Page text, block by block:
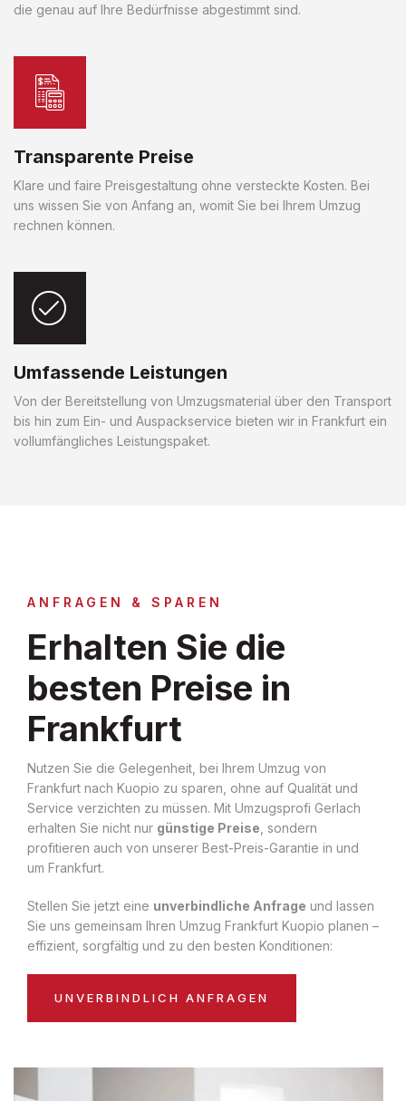
die genau auf Ihre Bedürfnisse abgestimmt sind.
Transparente Preise
Klare und faire Preisgestaltung ohne versteckte Kosten. Bei
uns wissen Sie von Anfang an, womit Sie bei Ihrem Umzug
rechnen können.
Umfassende Leistungen
Von der Bereitstellung von Umzugsmaterial über den Transport
bis hin zum Ein- und Auspackservice bieten wir in Frankfurt ein
vollumfängliches Leistungspaket.
ANFRAGEN & SPAREN
Erhalten Sie die
besten Preise in
Frankfurt
Nutzen Sie die Gelegenheit, bei Ihrem Umzug von
Frankfurt nach Kuopio zu sparen, ohne auf Qualität und
Service verzichten zu müssen. Mit Umzugsprofi Gerlach
erhalten Sie nicht nur günstige Preise , sondern
profitieren auch von unserer Best-Preis-Garantie in und
um Frankfurt.
Stellen Sie jetzt eine unverbindliche Anfrage und lassen
Sie uns gemeinsam Ihren Umzug Frankfurt Kuopio planen –
effizient, sorgfältig und zu den besten Konditionen:
UNVERBINDLICH ANFRAGEN